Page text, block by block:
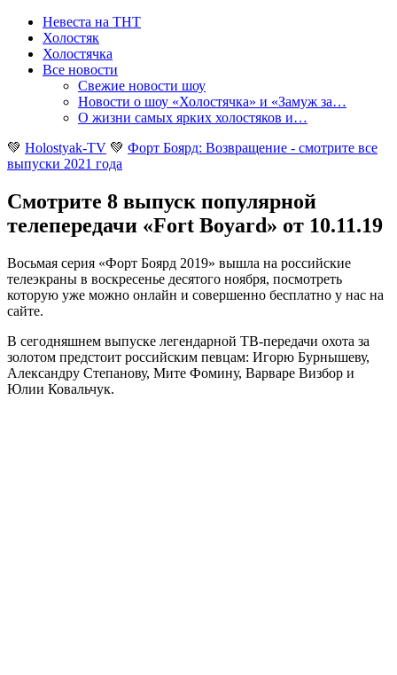
Невеста на ТНТ
Холостяк
Холостячка
Все новости
Свежие новости шоу
Новости о шоу «Холостячка» и «Замуж за…
О жизни самых ярких холостяков и…
💚 Holostyak-TV 💚 Форт Боярд: Возвращение - смотрите все
выпуски 2021 года
Смотрите 8 выпуск популярной
телепередачи «Fort Boyard» от 10.11.19
Восьмая серия «Форт Боярд 2019» вышла на российские
телеэкраны в воскресенье десятого ноября, посмотреть
которую уже можно онлайн и совершенно бесплатно у нас на
сайте.
В сегодняшнем выпуске легендарной ТВ-передачи охота за
золотом предстоит российским певцам: Игорю Бурнышеву,
Александру Степанову, Мите Фомину, Варваре Визбор и
Юлии Ковальчук.